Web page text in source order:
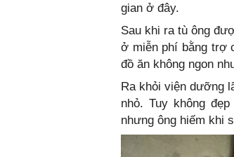
gian ở đây.
Sau khi ra tù ông
ở miễn phí bằng trợ
đồ ăn không ngon
Ra khỏi viện dưỡng
nhỏ. Tuy không
nhưng ông hiếm khi